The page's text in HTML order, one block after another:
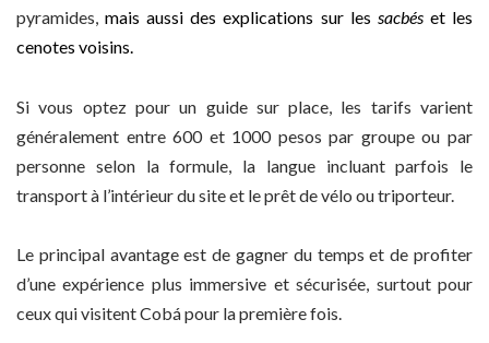
pyramides, mais aussi des explications sur les sacbéset les
cenotes voisins.
Si vous optez pour un guide sur place, les tarifs varient
généralement entre 600 et 1000 pesos par groupe ou par
personne selon la formule, la langue incluant parfois le
transport à l’intérieur du site et le prêt de vélo ou triporteur.
Le principal avantage est de gagner du temps et de profiter
d’une expérience plus immersive et sécurisée, surtout pour
ceux qui visitent Cobá pour la première fois.